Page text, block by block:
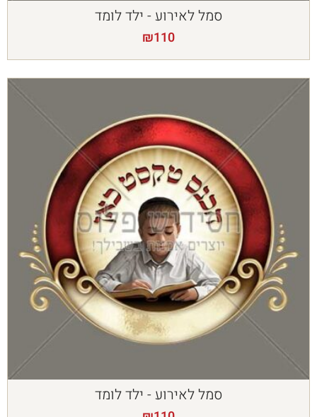
סמל לאירוע - ילד לומד
₪110
סמל לאירוע - ילד לומד